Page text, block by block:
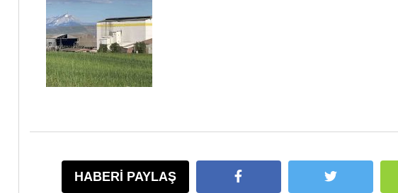
HABERİ PAYLAŞ